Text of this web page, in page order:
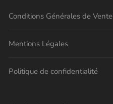
Conditions Générales de Vente
Mentions Légales
Politique de confidentialité